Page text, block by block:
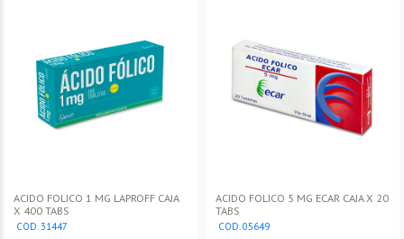
ACIDO FOLICO 1 MG LAPROFF CAJA
X 400 TABS
COD. 31447
ACIDO FOLICO 5 MG ECAR CAJA X 20
TABS
COD. 05649